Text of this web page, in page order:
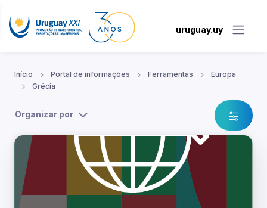
uruguay.uy
Início Portal de informações Ferramentas
Europa
Grécia
Organizar por